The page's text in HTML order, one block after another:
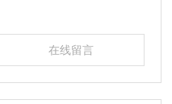
在线留言